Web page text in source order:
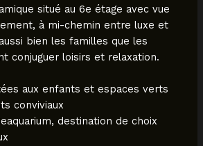
situé au 6e étage avec vue
à mi-chemin entre luxe et
bien les familles que les
conjuguer loisirs et relaxation.
aux enfants et espaces verts
conviviaux
destination de choix